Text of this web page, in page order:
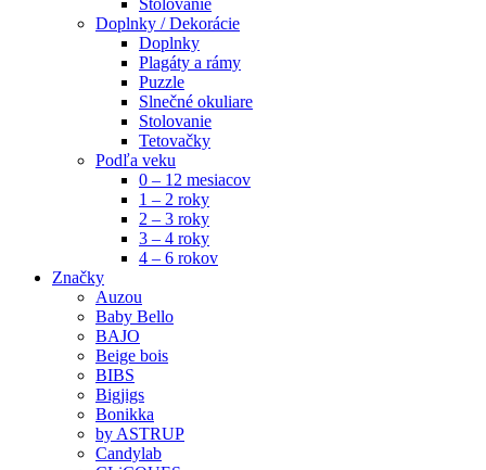
Doplnky / Dekorácie
Doplnky
Plagáty a rámy
Puzzle
Slnečné okuliare
Stolovanie
Tetovačky
Podľa veku
0 – 12 mesiacov
1 – 2 roky
2 – 3 roky
3 – 4 roky
4 – 6 rokov
Značky
Auzou
Baby Bello
BAJO
Beige bois
BIBS
Bigjigs
Bonikka
by ASTRUP
Candylab